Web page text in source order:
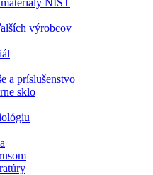
materiály NIST
výrobcov
a príslušenstvo
sklo